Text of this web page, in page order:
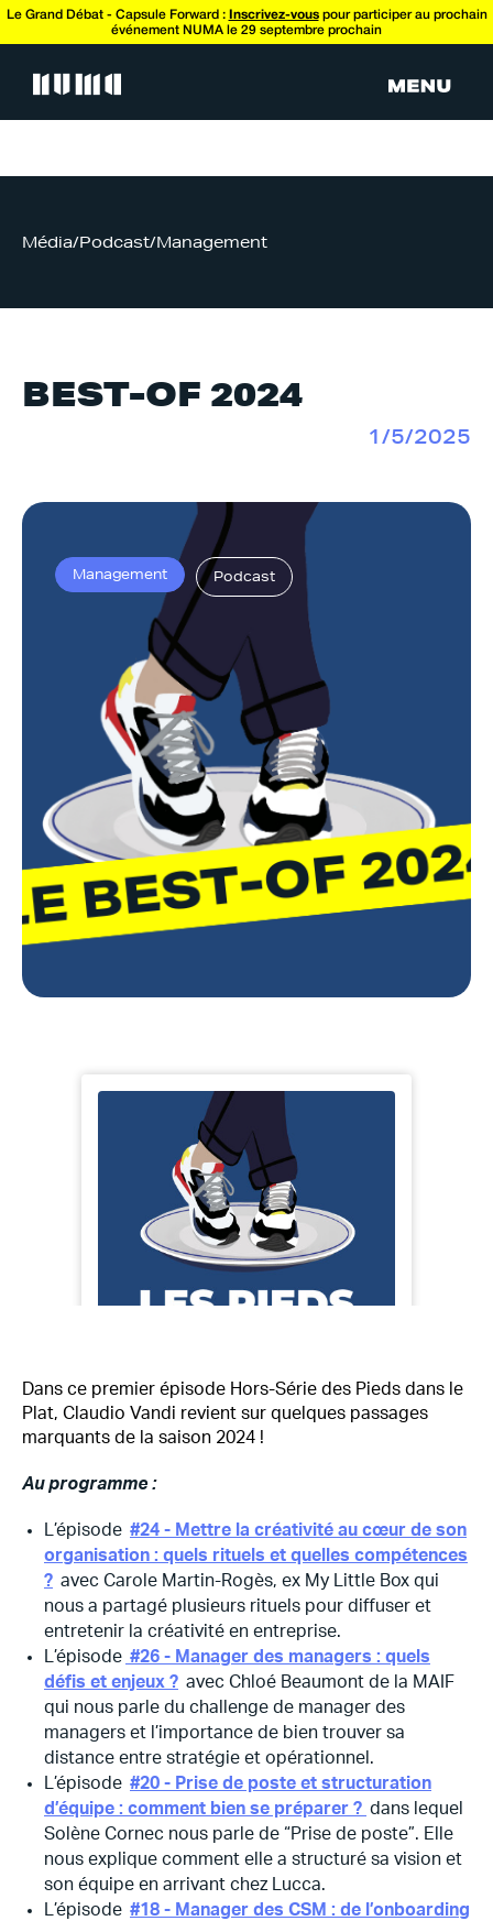
Le Grand Débat - Capsule Forward : Inscrivez-vouspour participer au prochain
événement NUMA le 29 septembre prochain
Média/Podcast/Management
BEST-OF 2024
1/5/2025
Management Podcast
Dans ce premier épisode Hors-Série des Pieds dans le
Plat, Claudio Vandi revient sur quelques passages
marquants de la saison 2024 !
Au programme :
L’épisode #24 - Mettre la créativité au cœur de son
organisation : quels rituels et quelles compétences
? avec Carole Martin-Rogès, ex My Little Box qui
nous a partagé plusieurs rituels pour diffuser et
entretenir la créativité en entreprise.
L’épisode #26 - Manager des managers : quels
défis et enjeux ? avec Chloé Beaumont de la MAIF
qui nous parle du challenge de manager des
managers et l’importance de bien trouver sa
distance entre stratégie et opérationnel.
L’épisode #20 - Prise de poste et structuration
d’équipe : comment bien se préparer ? dans lequel
Solène Cornec nous parle de “Prise de poste”. Elle
nous explique comment elle a structuré sa vision et
son équipe en arrivant chez Lucca.
L’épisode #18 - Manager des CSM : de l’onboarding